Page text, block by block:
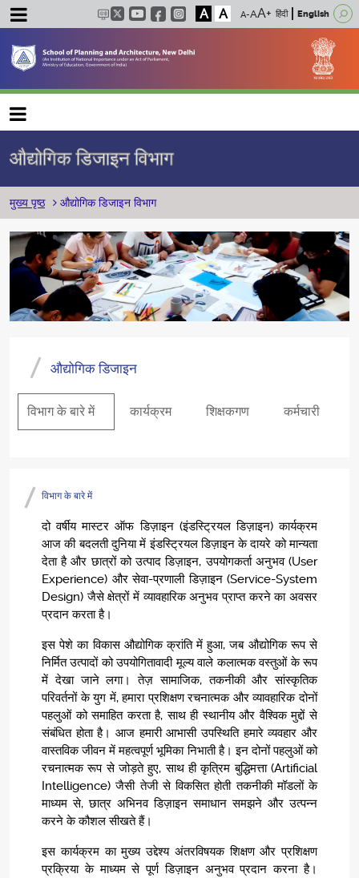
A A हिंदी English
Main navigation
औद्योगिक डिजाइन विभाग
पग चिन्ह
मुख्य पृष्ठ औद्योगिक डिजाइन विभाग
औद्योगिक डिजाइन
विभाग के बारे में कार्यक्रम शिक्षकगण कर्मचारी
विभाग के बारे में
दो वर्षीय मास्टर ऑफ डिज़ाइन (इंडस्ट्रियल डिज़ाइन) कार्यक्रम
आज की बदलती दुनिया में इंडस्ट्रियल डिज़ाइन के दायरे को मान्यता
देता है और छात्रों को उत्पाद डिज़ाइन, उपयोगकर्ता अनुभव (User
Experience) और सेवा-प्रणाली डिज़ाइन (Service-System
Design) जैसे क्षेत्रों में व्यावहारिक अनुभव प्राप्त करने का अवसर
प्रदान करता है।
इस पेशे का विकास औद्योगिक क्रांति में हुआ, जब औद्योगिक रूप से
निर्मित उत्पादों को उपयोगितावादी मूल्य वाले कलात्मक वस्तुओं के रूप
में देखा जाने लगा। तेज़ सामाजिक, तकनीकी और सांस्कृतिक
परिवर्तनों के युग में, हमारा प्रशिक्षण रचनात्मक और व्यावहारिक दोनों
पहलुओं को समाहित करता है, साथ ही स्थानीय और वैश्विक मुद्दों से
संबंधित होता है। आज हमारी आभासी उपस्थिति हमारे व्यवहार और
वास्तविक जीवन में महत्वपूर्ण भूमिका निभाती है। इन दोनों पहलुओं को
रचनात्मक रूप से जोड़ते हुए, साथ ही कृत्रिम बुद्धिमत्ता (Artificial
Intelligence) जैसी तेजी से विकसित होती तकनीकी मॉडलों के
माध्यम से, छात्र अभिनव डिज़ाइन समाधान समझने और उत्पन्न
करने के कौशल सीखते हैं।
इस कार्यक्रम का मुख्य उद्देश्य अंतरविषयक शिक्षण और प्रशिक्षण
प्रक्रिया के माध्यम से पूर्ण डिज़ाइन अनुभव प्रदान करना है।